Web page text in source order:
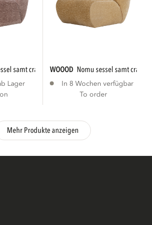
samt craquelé hellrosa...
Lager
WOOOD nomu sessel samt
In 8 Wochen verfügbar
To order
Mehr Produkte anzeigen